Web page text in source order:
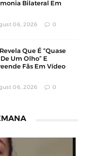
Bilateral Em
06, 2026 0
Que É “Quase
Um Olho” E
Fãs Em Vídeo
06, 2026 0